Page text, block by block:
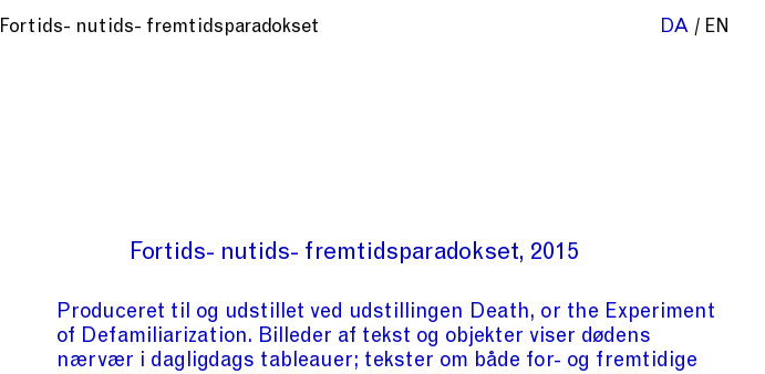
Fortids- nutids- fremtidsparadokset DA EN
Fortids- nutids- fremtidsparadokset 2015
Produceret til og udstillet ved udstillingen Death, or the Experiment
of Defamiliarization. Billeder af tekst og objekter viser dødens
nærvær i dagligdags tableauer; tekster om både for- og fremtidige